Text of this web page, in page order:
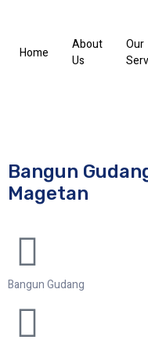
Home
About
Us
Our
Bangun
Magetan
Bangun Gudang